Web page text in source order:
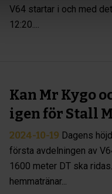
V64 startar i och med
12:20....
Kan Mr Kygo
igen för Stall
2024-10-19 Dagens
första avdelningen av
1600 meter DT ska
hemmatränar...